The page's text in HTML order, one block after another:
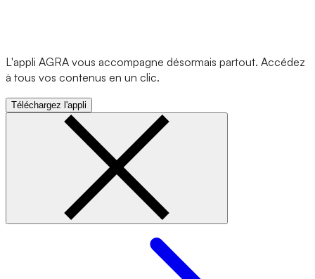
L'appli AGRA vous accompagne désormais partout. Accédez
à tous vos contenus en un clic.
Téléchargez l'appli